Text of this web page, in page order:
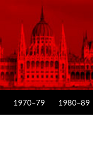
1970–79 1980–89